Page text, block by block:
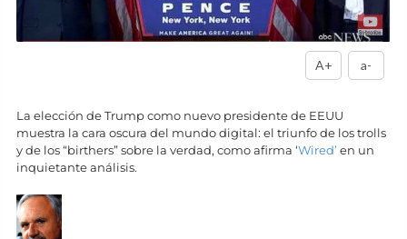
A+ a-
La elección de Trump como nuevo presidente de EEUU
muestra la cara oscura del mundo digital: el triunfo de los trolls
y de los “birthers” sobre la verdad, como afirma ‘Wired’ en un
inquietante análisis.